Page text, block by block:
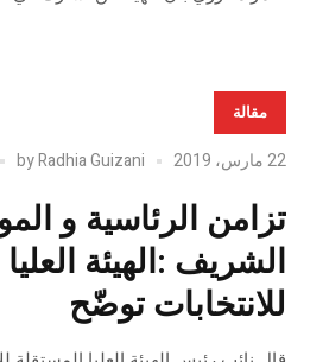
مقالة
22 مارس، 2019 byRadhia Guizani
تزامن الرئاسية و
الشريف :الهيئة
للانتخابات توضّح